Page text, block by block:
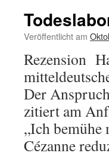
Veröffentlicht am
Rezension
Der
zitiert am
„Ich bemühe
Cézanne